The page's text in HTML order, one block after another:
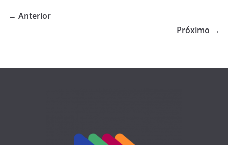
← Anterior
Próximo →